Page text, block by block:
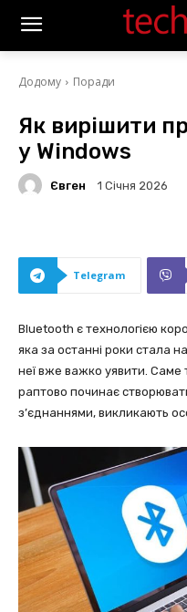
Додому Поради
Як вирішити
у Windows
Євген 1 Січня 2026
Telegram
Bluetooth є технологією
яка за останні роки стала
неї вже важко уявити. Саме
раптово починає
з’єднаннями, викликають